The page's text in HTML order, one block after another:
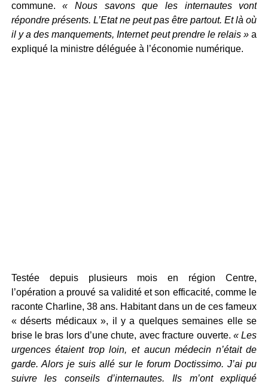
commune. « Nous savons que les internautes vont
répondre présents. L’Etat ne peut pas être partout. Et là où
il y a des manquements, Internet peut prendre le relais » a
expliqué la ministre déléguée à l’économie numérique.
Testée depuis plusieurs mois en région Centre,
l’opération a prouvé sa validité et son efficacité, comme le
raconte Charline, 38 ans. Habitant dans un de ces fameux
« déserts médicaux », il y a quelques semaines elle se
brise le bras lors d’une chute, avec fracture ouverte. « Les
urgences étaient trop loin, et aucun médecin n’était de
garde. Alors je suis allé sur le forum Doctissimo. J’ai pu
suivre les conseils d’internautes. Ils m’ont expliqué